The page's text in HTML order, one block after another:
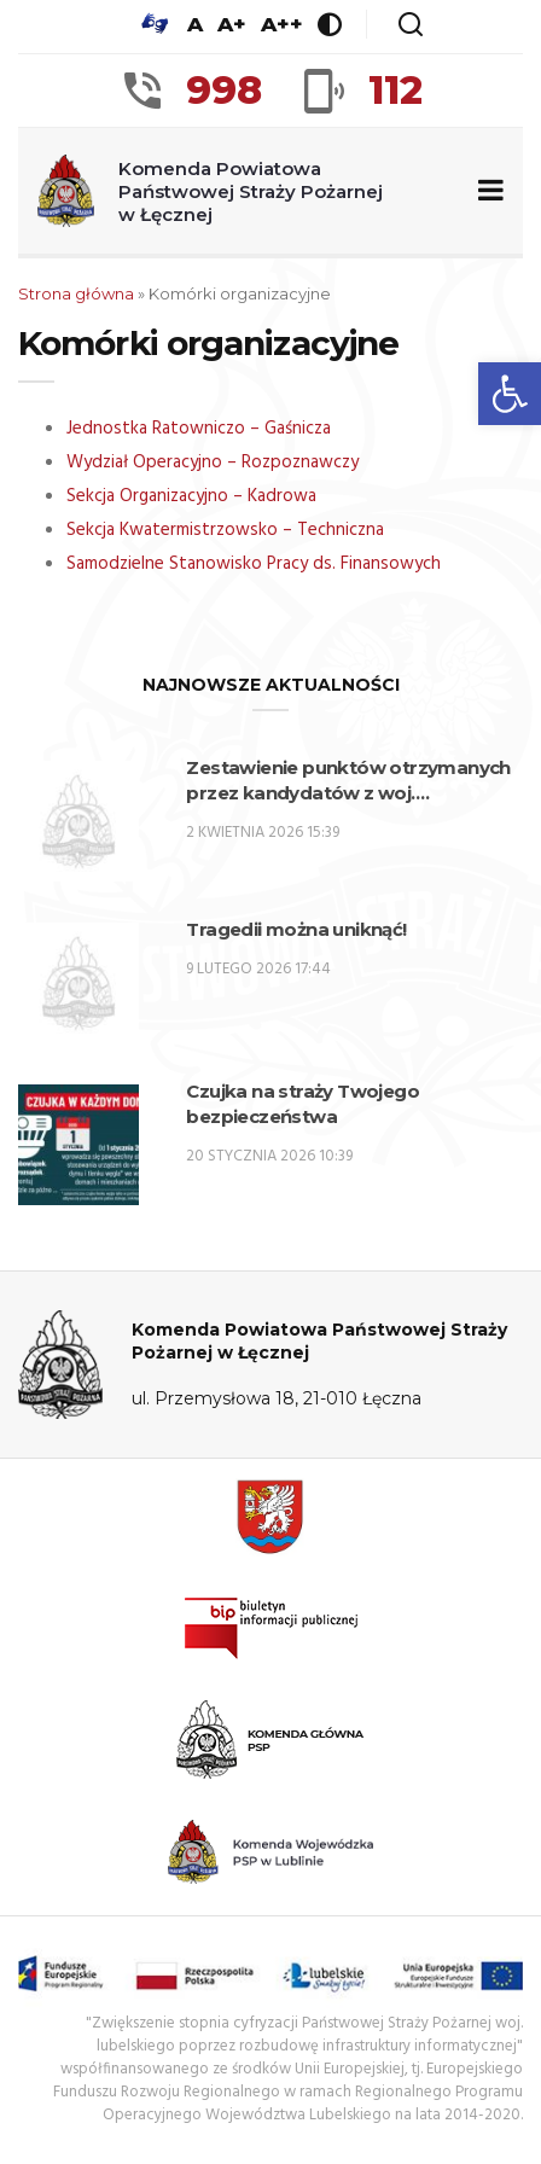
A A+ A++
998 112
Komenda Powiatowa
Państwowej Straży Pożarnej
w Łęcznej
Strona główna » Komórki organizacyjne
Komórki organizacyjne
Jednostka Ratowniczo – Gaśnicza
Wydział Operacyjno – Rozpoznawczy
Sekcja Organizacyjno – Kadrowa
Sekcja Kwatermistrzowsko – Techniczna
Samodzielne Stanowisko Pracy ds. Finansowych
NAJNOWSZE AKTUALNOŚCI
Zestawienie punktów otrzymanych
przez kandydatów z woj.
przeszkolenie zawodowe
r. – SPO
2 KWIETNIA 2026 15:39
Tragedii można uniknąć!
9 LUTEGO 2026 17:44
Czujka na straży Twojego
bezpieczeństwa
20 STYCZNIA 2026 10:39
Komenda Powiatowa Państwowej Straży
Pożarnej w Łęcznej
ul. Przemysłowa 18, 21-010 Łęczna
"Zwiększenie stopnia cyfryzacji Państwowej Straży Pożarnej woj.
lubelskiego poprzez rozbudowę infrastruktury informatycznej"
współfinansowanego ze środków Unii Europejskiej, tj. Europejskiego
Funduszu Rozwoju Regionalnego w ramach Regionalnego Programu
Operacyjnego Województwa Lubelskiego na lata 2014-2020.